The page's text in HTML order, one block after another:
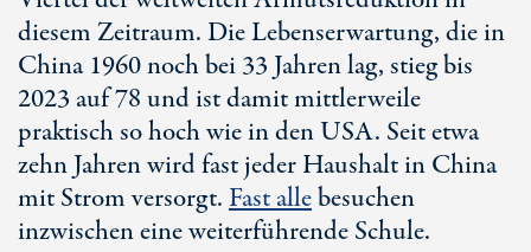
diesem Zeitraum. Die Lebenserwartung, die in
China 1960 noch bei33 Jahrenlag, stieg bis
2023 auf 78 und ist damit mittlerweile
praktisch so hoch wie in den USA. Seit etwa
zehn Jahren wird fast jeder Haushalt in China
mit Strom versorgt.Fast allebesuchen
inzwischen eine weiterführende Schule.